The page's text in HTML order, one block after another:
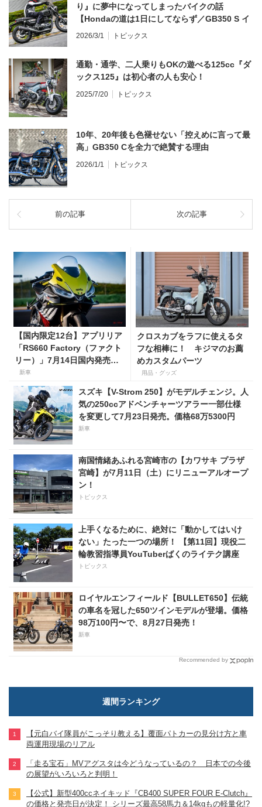
り』に夢中になってしまったバイクの話
【Hondaの道は1日にしてならず／GB350 S イ
ンプレ・レビュー 前編】
2026/3/1 トピックス
通勤・通学、二人乗りもOKの遊べる125cc『ダ
ックス125』は初心者の人も安心！
2025/7/20 トピックス
10年、20年後も色褪せない「控えめに言って最
高」GB350 Cを全力で絶賛する理由
2026/1/1 トピックス
前の記事 次の記事
【国内限定12台】アプリリア
「RS660 Factory（ファクト
リー）」7月14日国内発売開
始！ オーリンズ＆ウィングレ
ット搭載の上級仕様は価格
198万円！
新車
クロスカブをラフに使えるタ
フな相棒に！ キジマのお薦
めカスタムパーツ
用品・グッズ
スズキ【V-Strom 250】がモデルチェンジ。人
気の250ccアドベンチャーツアラー一部仕様
を変更して7月23日発売。価格68万5300円
新車
南国情緒あふれる宮崎市の【カワサキ プラザ
宮崎】が7月11日（土）にリニューアルオープ
ン！
トピックス
上手くなるために、絶対に「動かしてはいけ
ない」たった一つの場所！ 【第11回】現役二
輪教習指導員YouTuberばくのライテク講座
トピックス
ロイヤルエンフィールド【BULLET650】伝統
の車名を冠した650ツインモデルが登場。価格
98万100円〜で、8月27日発売！
新車
Recommended by
週間ランキング
【元白バイ隊員がこっそり教える】覆面パトカーの見分け方と車
両運用現場のリアル
「走る宝石」MVアグスタは今どうなっているの？ 日本での今後
の展望がいろいろと判明！
【公式】新型400ccネイキッド『CB400 SUPER FOUR E-Clutch』
の価格と発売日が決定！ シリーズ最高58馬力＆14kgもの軽量化!?